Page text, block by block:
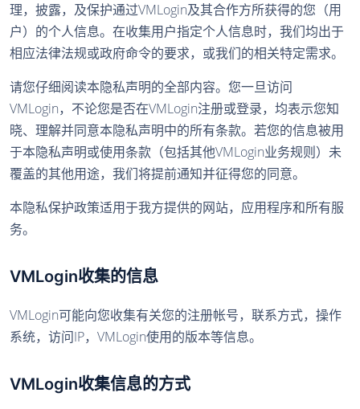
理，披露，及保护通过VMLogin及其合作方所获得的您（用
户）的个人信息。在收集用户指定个人信息时，我们均出于
相应法律法规或政府命令的要求，或我们的相关特定需求。
请您仔细阅读本隐私声明的全部内容。您一旦访问
VMLogin，不论您是否在VMLogin注册或登录，均表示您知
晓、理解并同意本隐私声明中的所有条款。若您的信息被用
于本隐私声明或使用条款（包括其他VMLogin业务规则）未
覆盖的其他用途，我们将提前通知并征得您的同意。
本隐私保护政策适用于我方提供的网站，应用程序和所有服
务。
VMLogin收集的信息
VMLogin可能向您收集有关您的注册帐号，联系方式，操作
系统，访问IP，VMLogin使用的版本等信息。
VMLogin收集信息的方式